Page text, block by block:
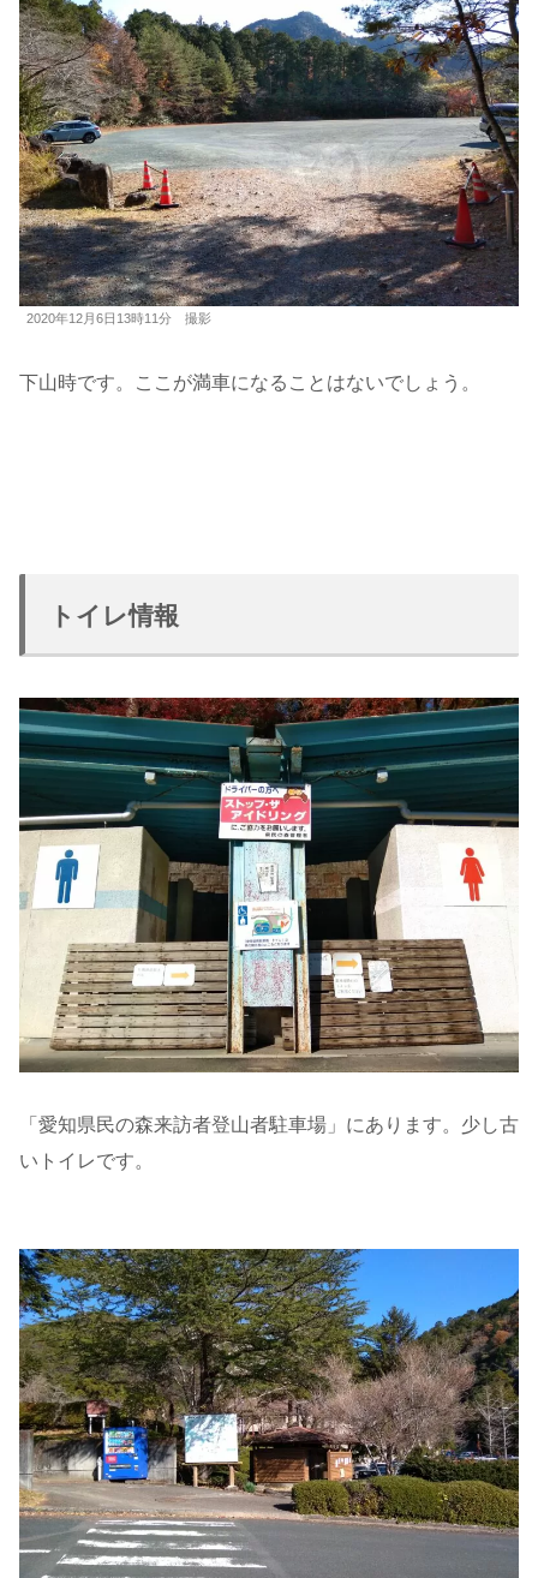
2020年12月6日13時11分 撮影
下山時です。ここが満車になることはないでしょう。
トイレ情報
「愛知県民の森来訪者登山者駐車場」にあります。少し古
いトイレです。